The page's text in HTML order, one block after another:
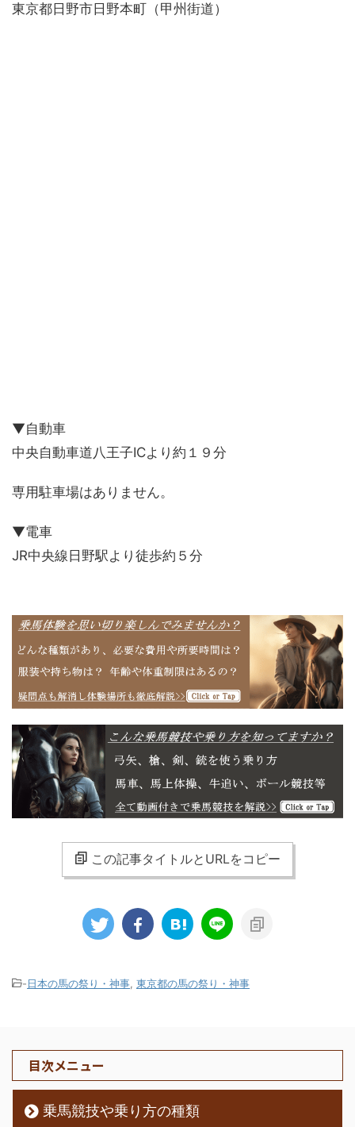
東京都日野市日野本町（甲州街道）
▼自動車
中央自動車道八王子ICより約１９分
専用駐車場はありません。
▼電車
JR中央線日野駅より徒歩約５分
この記事タイトルとURLをコピー
-日本の馬の祭り・神事 東京都の馬の祭り・神事
目次メニュー
乗馬競技や乗り方の種類